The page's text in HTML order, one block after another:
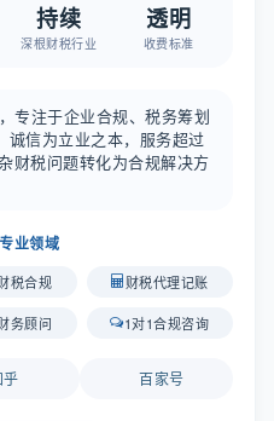
持续
深根财税行业
透明
收费标准
专注于企业合规、税务筹划
诚信为立业之本，服务超过
财税问题转化为合规解决方
业领域
税合规 财税代理记账
务顾问 1对1合规咨询
乎 百家号